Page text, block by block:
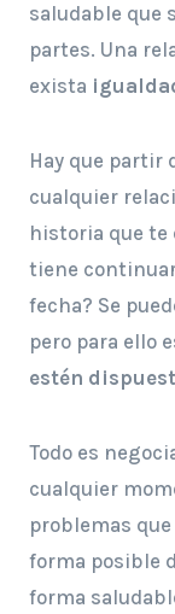
saludable que
partes. Una
exista
Hay que partir
cualquier
historia que te
tiene
fecha? Se
pero para ello
estén
Todo es
cualquier
problemas
forma posible
forma